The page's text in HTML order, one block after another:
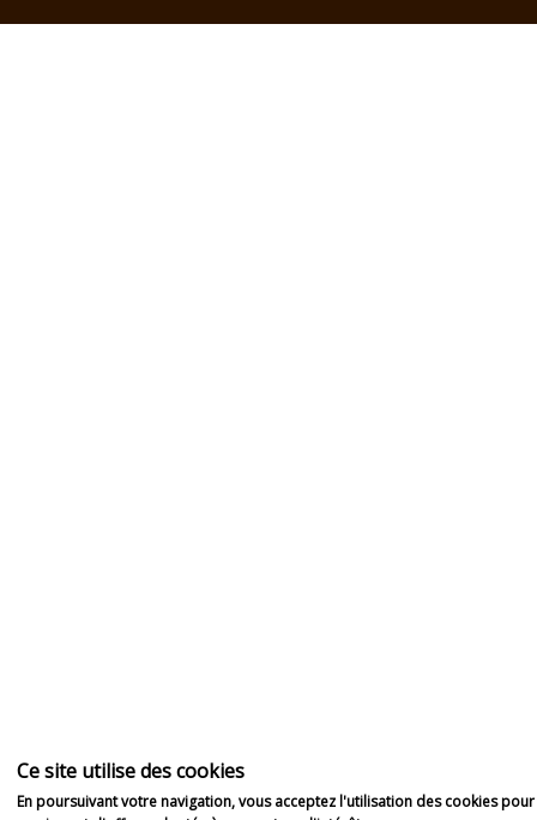
Ce site utilise des cookies
En poursuivant votre navigation, vous acceptez l'utilisation des cookies